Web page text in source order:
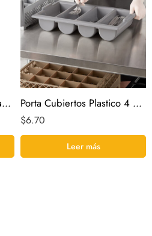
Jarra Plastica Graduada Basa 1 litro Porta Cubiertos Plastico 4 compartimientos
$6.70
Leer más